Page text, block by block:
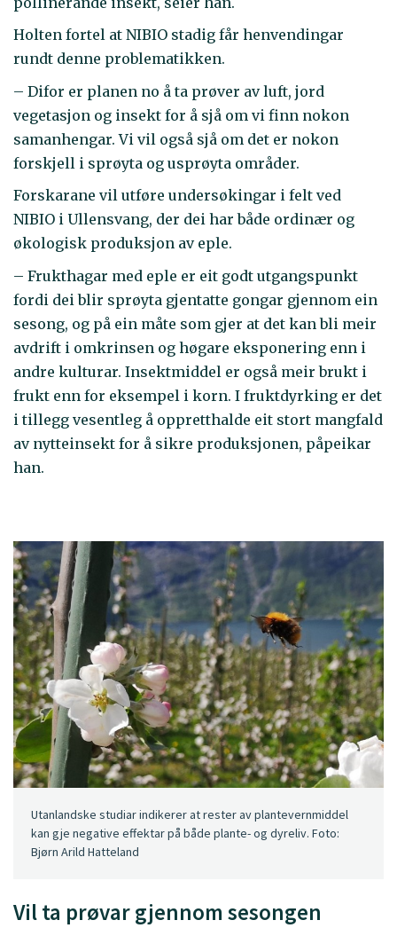
Holten fortel at NIBIO stadig får henvendingar
rundt denne problematikken.
– Difor er planen no å ta prøver av luft, jord
vegetasjon og insekt for å sjå om vi finn nokon
samanhengar. Vi vil også sjå om det er nokon
forskjell i sprøyta og usprøyta områder.
Forskarane vil utføre undersøkingar i felt ved
NIBIO i Ullensvang, der dei har både ordinær og
økologisk produksjon av eple.
– Frukthagar med eple er eit godt utgangspunkt
fordi dei blir sprøyta gjentatte gongar gjennom ein
sesong, og på ein måte som gjer at det kan bli meir
avdrift i omkrinsen og høgare eksponering enn i
andre kulturar. Insektmiddel er også meir brukt i
frukt enn for eksempel i korn. I fruktdyrking er det
i tillegg vesentleg å oppretthalde eit stort mangfald
av nytteinsekt for å sikre produksjonen, påpeikar
han.
Utanlandske studiar indikerer at rester av plantevernmiddel
kan gje negative effektar på både plante- og dyreliv. Foto:
Bjørn Arild Hatteland
Vil ta prøvar gjennom sesongen